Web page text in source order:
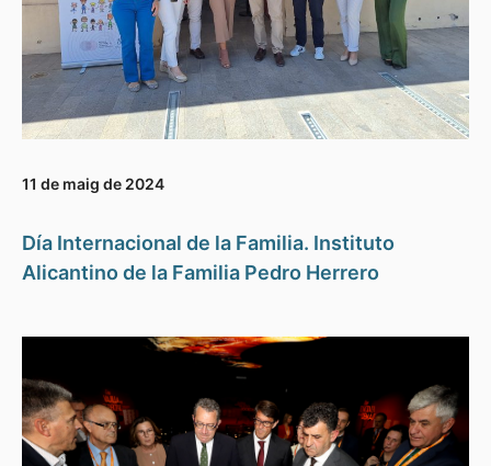
11 de maig de 2024
Día Internacional de la Familia. Instituto
Alicantino de la Familia Pedro Herrero